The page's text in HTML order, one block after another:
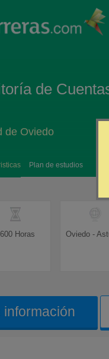
de
de Oviedo
Plan de estudios
Horas Oviedo -
información